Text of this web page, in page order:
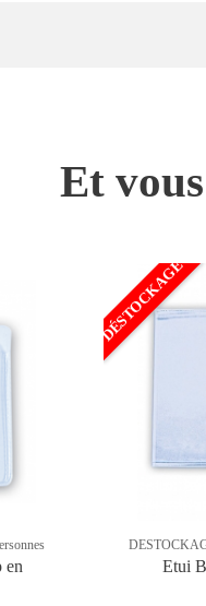
Et
en
DÉSTOCKAGE
Etui